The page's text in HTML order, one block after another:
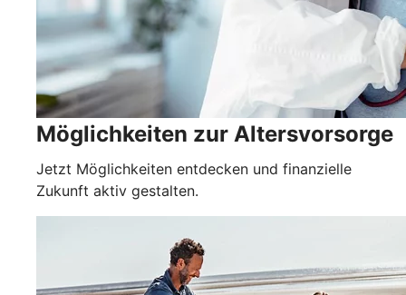
Möglichkeiten zur Altersvorsorge
Jetzt Möglichkeiten entdecken und finanzielle
Zukunft aktiv gestalten.